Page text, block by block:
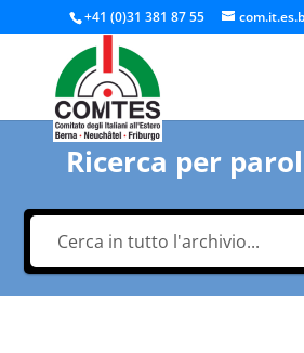
+41 (0)31 381 87 55
Ricerca per